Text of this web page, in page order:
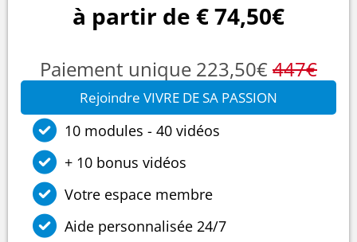
à partir de € 74,50€
Paiement unique 223,50€447€
Rejoindre VIVRE DE SA PASSION
10 modules - 40 vidéos
+ 10 bonus vidéos
Votre espace membre
Aide personnalisée 24/7